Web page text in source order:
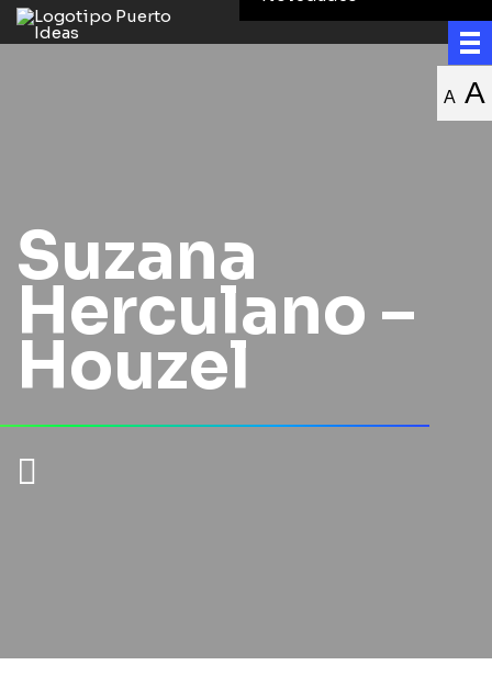
A A
Suzana
Herculano –
Houzel